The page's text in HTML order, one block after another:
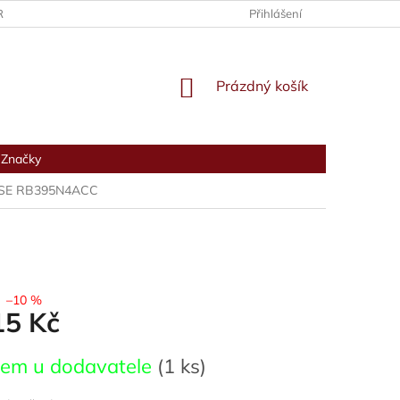
OSOBNÍCH ÚDAJŮ Přihlášení
NÁKUPNÍ
Prázdný košík
Značky
RB395N4ACC
–10 %
Kč
u dodavatele (1 ks)